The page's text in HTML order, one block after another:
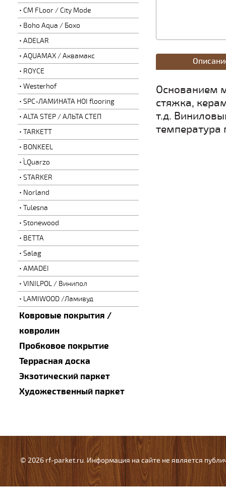
CM FLoor / City Mode
Boho Aqua / Бохо
ADELAR
AQUAMAX / Аквамакс
ROYCE
Westerhof
SPC-ЛАМИНАТА HOI flooring
ALTA STEP / АЛЬТА СТЕП
TARKETT
BONKEEL
L`Quarzo
STARKER
Norland
Tulesna
Stonewood
BETTA
Salag
AMADEI
VINILPOL / Винипол
LAMIWOOD /Ламивуд
Ковровые покрытия /
ковролин
Пробковое покрытие
Террасная доска
Экзотический паркет
Художественный паркет
Основанием
стяжка,
т.д.
температура
© 2026 rf-parket.ru. Информация на сайте не является